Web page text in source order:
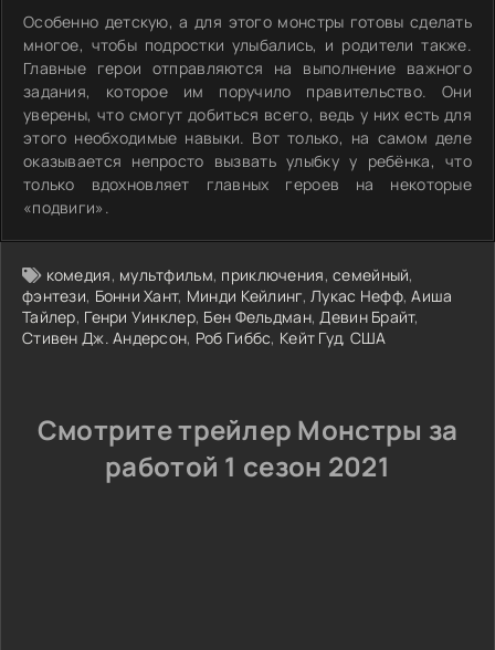
Особенно детскую, а для этого монстры готовы сделать
многое, чтобы подростки улыбались, и родители также.
Главные герои отправляются на выполнение важного
задания, которое им поручило правительство. Они
уверены, что смогут добиться всего, ведь у них есть для
этого необходимые навыки. Вот только, на самом деле
оказывается непросто вызвать улыбку у ребёнка, что
только вдохновляет главных героев на некоторые
«подвиги».
комедия, мультфильм, приключения,семейный,
фэнтези, Бонни Хант, Минди Кейлинг,Лукас Нефф,Аиша
Тайлер, Генри Уинклер, Бен Фельдман,Девин Брайт,
Стивен Дж. Андерсон, Роб Гиббс, Кейт Гуд, США
Смотрите трейлер Монстры за
работой 1 сезон 2021